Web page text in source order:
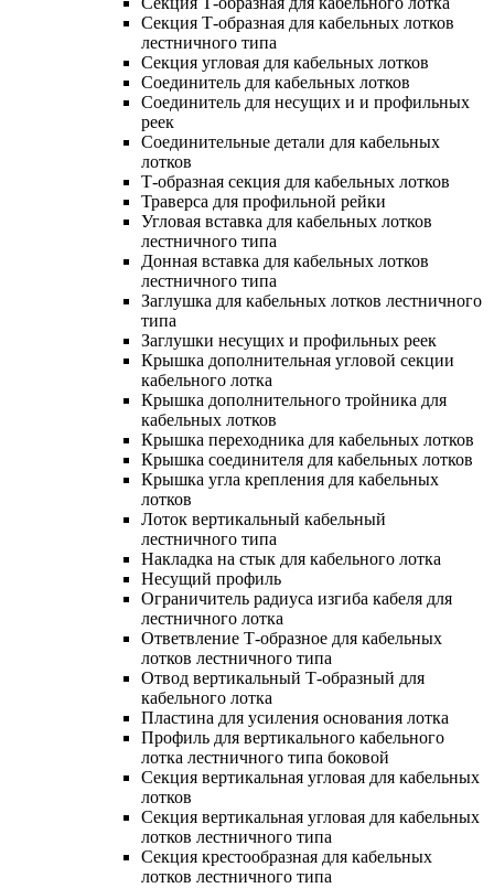
Секция Т-образная для кабельных лотков
лестничного типа
Секция угловая для кабельных лотков
Соединитель для кабельных лотков
Соединитель для несущих и и профильных
реек
Соединительные детали для кабельных
лотков
Т-образная секция для кабельных лотков
Траверса для профильной рейки
Угловая вставка для кабельных лотков
лестничного типа
Донная вставка для кабельных лотков
лестничного типа
Заглушка для кабельных лотков лестничного
типа
Заглушки несущих и профильных реек
Крышка дополнительная угловой секции
кабельного лотка
Крышка дополнительного тройника для
кабельных лотков
Крышка переходника для кабельных лотков
Крышка соединителя для кабельных лотков
Крышка угла крепления для кабельных
лотков
Лоток вертикальный кабельный
лестничного типа
Накладка на стык для кабельного лотка
Несущий профиль
Ограничитель радиуса изгиба кабеля для
лестничного лотка
Ответвление Т-образное для кабельных
лотков лестничного типа
Отвод вертикальный Т-образный для
кабельного лотка
Пластина для усиления основания лотка
Профиль для вертикального кабельного
лотка лестничного типа боковой
Секция вертикальная угловая для кабельных
лотков
Секция вертикальная угловая для кабельных
лотков лестничного типа
Секция крестообразная для кабельных
лотков лестничного типа